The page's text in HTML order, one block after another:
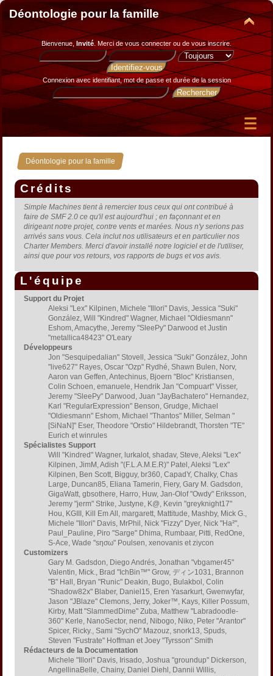
Déontologie pour la famille
Bienvenue, Invité. Merci devous connecter ou de vous inscrire.
Connexion avec identifiant, mot de passe et durée de la session
Déontologie pour la famille
Crédits
Simple Machines tient à remercier tous ceux qui ont contribué à
faire de SMF 2.0 ce qu'il est aujourd'hui ; en façonnant et en
dirigeant notre projet, contre vents et marées. Nous n'y serions pas
arrivés sans vous. Cela inclut nos utilisateurs et en particulier nos
Charter Members. Merci d'avoir installé notre logiciel et de l'utiliser,
ainsi que pour vos retours, vos rapports de bugs et vos avis.
L'équipe
Support du Projet
Aleksi "Lex" Kilpinen, Michele "Illori" Davis, Jessica "Suki"
González, Will "Kindred" Wagner, Michael "Oldiesmann"
Eshom, Amacythe, Jeremy "SleePy" Darwood et Justin
"metallica48423" O'Leary
Développeurs
Jon "Sesquipedalian" Stovell, Jessica "Suki" González, John
"live627" Rayes, Oscar "Ozp" Rydhé, Shawn Bulen, Norv,
Aaron van Geffen, Antechinus, Bjoern "Bloc" Kristiansen,
Colin Schoen, emanuele, Hendrik Jan "Compuart" Visser,
Jeremy "SleePy" Darwood, Juan "JayBachatero" Hernandez,
Karl "RegularExpression" Benson, Grudge, Michael
"Oldiesmann" Eshom, Michael "Thantos" Miller, Selman "
[SiNaN]" Eser, Theodore "Orstio" Hildebrandt, Thorsten "TE"
Eurich et winrules
Spécialistes Support
Will "Kindred" Wagner, lurkalot, shadav, Steve, Aleksi "Lex"
Kilpinen, JimM, Adish "(F.L.A.M.E.R)" Patel, Aleksi "Lex"
Kilpinen, Ben Scott, Bigguy, br360, CapadY, Chalky, Chas
Large, Duncan85, Eliana Tamerin, Fiery, Gary M. Gadsdon,
GigaWatt, gbsothere, Harro, Huw, Jan-Olof "Owdy" Eriksson,
Jeremy "jerm" Strike, Justyne, K@, Kevin "greyknight17"
Hou, KGIII, Kill Em All, margarett, Mattitude, Mashby, Mick G.,
Michele "Illori" Davis, MrPhil, Nick "Fizzy" Dyer, Nick "Ha²",
Paul_Pauline, Piro "Sarge" Dhima, Rumbaar, Pitti, RedOne,
S-Ace, Wade "sησω" Poulsen, xenovanis et ziycon
Customizers
Gary M. Gadsdon, Diego Andrés, Jonathan "vbgamer45"
Valentin, Mick., Brad "IchBin™" Grow, ディン1031, Brannon
"B" Hall, Bryan "Runic" Deakin, Bugo, Bulakbol, Colin
"Shadow82x" Blaber, Daniel15, Eren Yasarkurt, Gwenwyfar,
Jason "JBlaze" Clemons, Jerry, Joker™, Kays, Killer Possum,
Kirby, Matt "SlammedDime" Zuba, Matthew "Labradoodle-
360" Kerle, NanoSector, nend, Nibogo, Niko, Peter "Arantor"
Spicer, Ricky., Sami "SychO" Mazouz, snork13, Spuds,
Steven "Fustrate" Hoffman et Joey "Tyrsson" Smith
Rédacteurs de la Documentation
Michele "Illori" Davis, Irisado, Joshua "groundup" Dickerson,
AngellinaBelle, Chainy, Daniel Diehl, Dannii Willis,